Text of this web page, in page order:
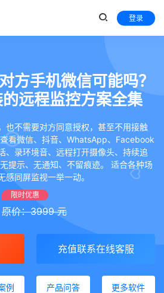
登录
方手机微信可能吗？
远程监控方案全集
也不需要对方同意授权，甚至不用接触
看微信、抖音、WhatsApp、Facebook
、录环境音、远程打开摄像头、持续追
提示、无通知、不留痕迹。 适合各种场
同屏监视一举一动。
限时优惠
原价：3999 元
充值联系在线客服
例 产品问答 更多软件